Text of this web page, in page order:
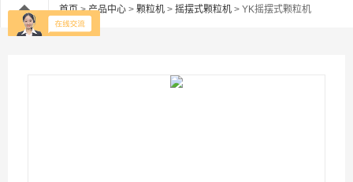
首页>产品中心 > 颗粒机 > 摇摆式颗粒机 > YK摇摆式颗粒机